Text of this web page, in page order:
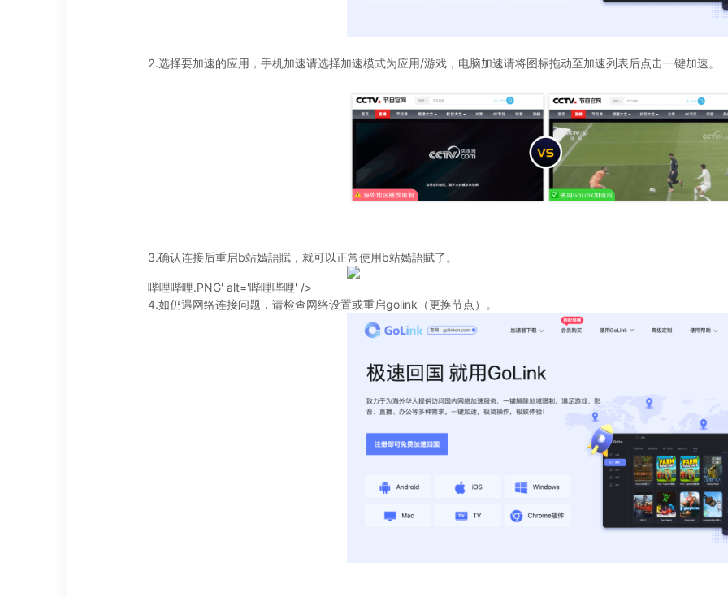
2.选择要加速的应用，手机加速请选择加速模式为应用/游戏，电脑加速请将图标拖动至加速列表后点击一键加速。
3.确认连接后重启b站嫣語賦，就可以正常使用b站嫣語賦了。
哔哩哔哩.PNG' alt='哔哩哔哩' />
4.如仍遇网络连接问题，请检查网络设置或重启golink（更换节点）。